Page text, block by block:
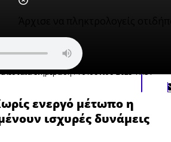
ενημέρωση : 10 Ιουνίου 2025 17:31
ενεργό μέτωπο η
ισχυρές δυνάμεις